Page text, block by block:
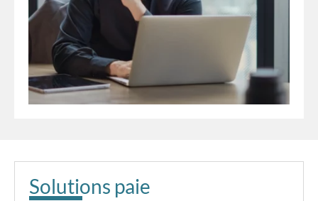
Solutions paie